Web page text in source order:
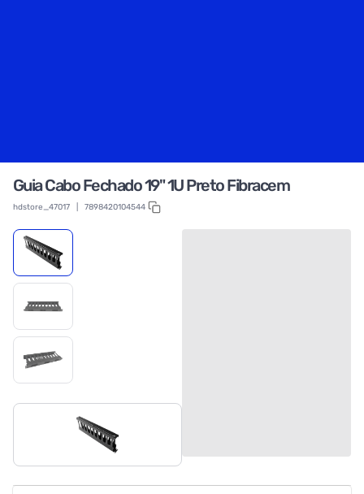
Guia Cabo Fechado 19" 1U Preto Fibracem
hdstore_47017 7898420104544